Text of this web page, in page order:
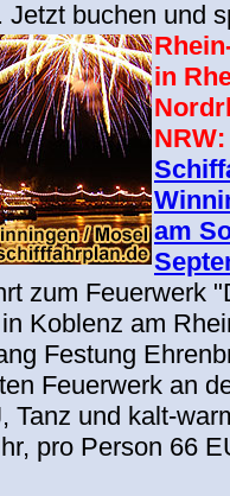
buchen und
in
NRW:
am
zum Feuerwerk
Koblenz am
Festung
Feuerwerk an
Tanz und kalt-
pro Person 66